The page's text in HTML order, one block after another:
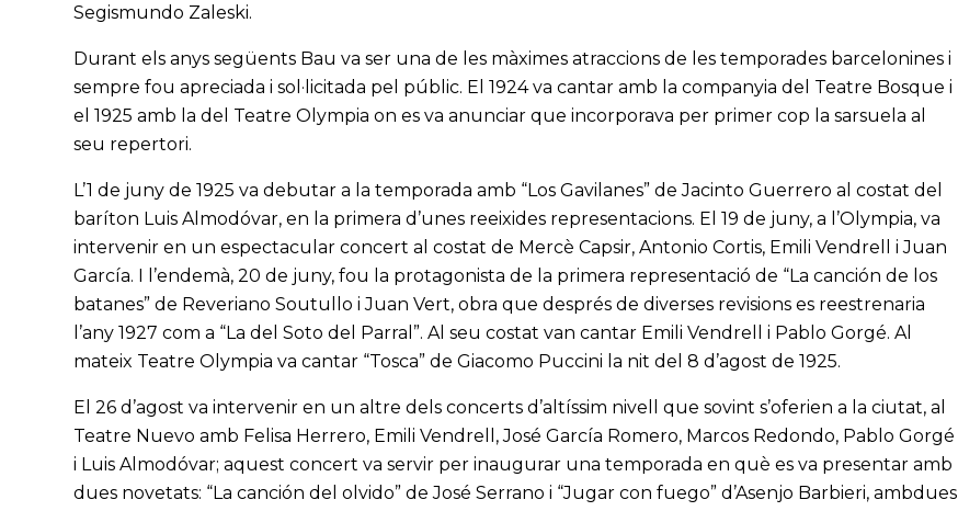
Segismundo Zaleski.
Durant els anys següents Bau va ser una de les màximes atraccions de les temporades barcelonines i
sempre fou apreciada i sol·licitada pel públic. El 1924 va cantar amb la companyia del Teatre Bosque i
el 1925 amb la del Teatre Olympia on es va anunciar que incorporava per primer cop la sarsuela al
seu repertori.
L’1 de juny de 1925 va debutar a la temporada amb “Los Gavilanes” de Jacinto Guerrero al costat del
baríton Luis Almodóvar, en la primera d’unes reeixides representacions. El 19 de juny, a l’Olympia, va
intervenir en un espectacular concert al costat de Mercè Capsir, Antonio Cortis, Emili Vendrell i Juan
García. I l’endemà, 20 de juny, fou la protagonista de la primera representació de “La canción de los
batanes” de Reveriano Soutullo i Juan Vert, obra que després de diverses revisions es reestrenaria
l’any 1927 com a “La del Soto del Parral”. Al seu costat van cantar Emili Vendrell i Pablo Gorgé. Al
mateix Teatre Olympia va cantar “Tosca” de Giacomo Puccini la nit del 8 d’agost de 1925.
El 26 d’agost va intervenir en un altre dels concerts d’altíssim nivell que sovint s’oferien a la ciutat, al
Teatre Nuevo amb Felisa Herrero, Emili Vendrell, José García Romero, Marcos Redondo, Pablo Gorgé
i Luis Almodóvar; aquest concert va servir per inaugurar una temporada en què es va presentar amb
dues novetats: “La canción del olvido” de José Serrano i “Jugar con fuego” d’Asenjo Barbieri, ambdues